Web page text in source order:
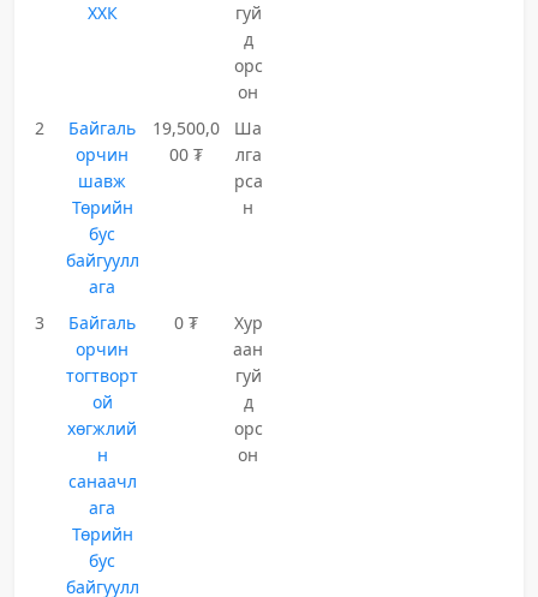
ХХК
гуй
д
орс
он
2
Байгаль
орчин
шавж
Төрийн
бус
байгуулл
ага
19,500,0
00 ₮
Ша
лга
рса
н
3
Байгаль
орчин
тогтворт
ой
хөгжлий
н
санаачл
ага
Төрийн
бус
байгуулл
0 ₮
Хур
аан
гуй
д
орс
он